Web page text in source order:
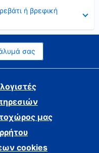
ή βρεφική
σας
μας
cookies